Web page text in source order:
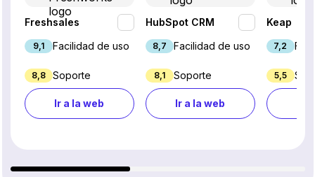
Freshsales
9,1 Facilidad de uso
8,8 Soporte
Ir a la web
HubSpot CRM
8,7 Facilidad de uso
8,1 Soporte
Ir a la web
Keap
7,2
5,5